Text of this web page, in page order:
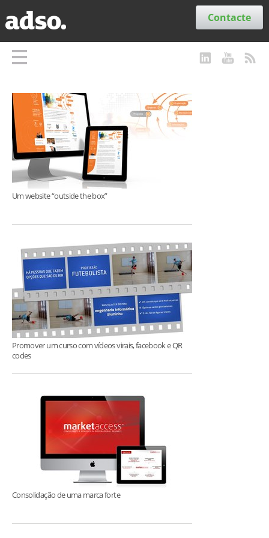
Contacte
Um website “outside the box”
Promover um curso com vídeos virais, facebook e QR
codes
Consolidação de uma marca forte